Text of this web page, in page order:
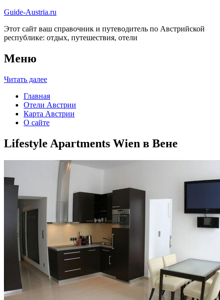
Guide-Austria.ru
Этот сайт ваш справочник и путеводитель по Австрийской
республике: отдых, путешествия, отели
Меню
Читать далее
Главная
Отели Австрии
Карта Австрии
О сайте
Lifestyle Apartments Wien в Вене